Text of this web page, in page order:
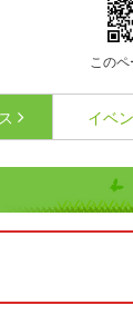
この
イベ